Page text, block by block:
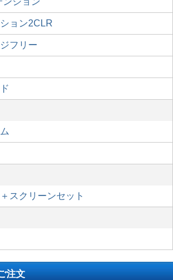
ョン2CLR
フリー
スクリーンセット
注文